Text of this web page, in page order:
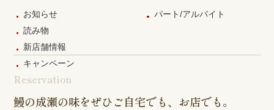
お知らせ
読み物
新店舗情報
キャンペーン
パート/アルバイト
Reservation
鰻の成瀬の味をぜひご自宅でも、お店でも。